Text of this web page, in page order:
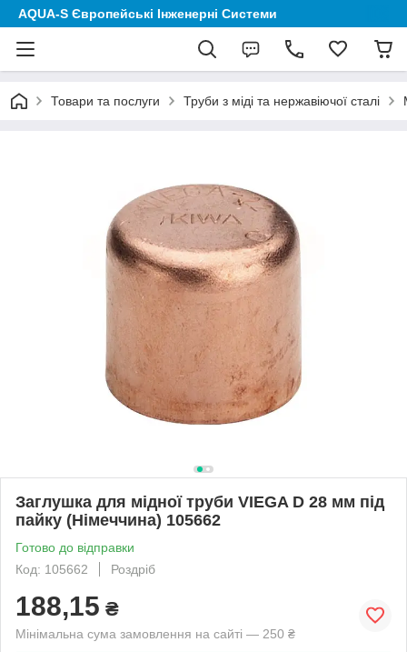
AQUA-S Європейські Інженерні Системи
Товари та послуги Труби з міді та нержавіючої сталі
Заглушка для мідної труби VIEGA D 28 мм під
пайку (Німеччина) 105662
Готово до відправки
Код: 105662
Роздріб
188,15 ₴
Мінімальна сума замовлення на сайті — 250 ₴